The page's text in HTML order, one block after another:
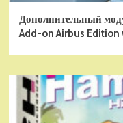
Дополнительный
Add-on Airbus Edition